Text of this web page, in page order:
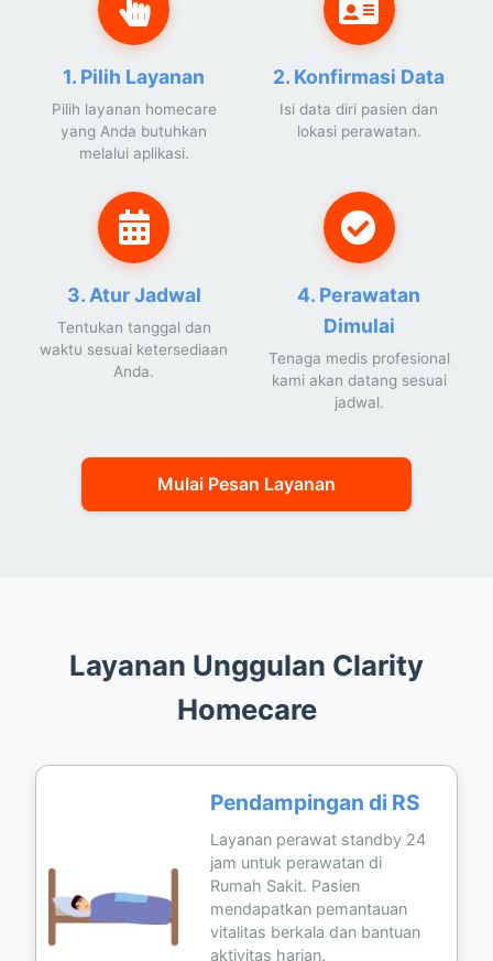
1. Pilih Layanan
Pilih layanan homecare
yang Anda butuhkan
melalui aplikasi.
2. Konfirmasi Data
Isi data diri pasien dan
lokasi perawatan.
3. Atur Jadwal
Tentukan tanggal dan
waktu sesuai ketersediaan
Anda.
4. Perawatan
Dimulai
Tenaga medis profesional
kami akan datang sesuai
jadwal.
Mulai Pesan Layanan
Layanan Unggulan Clarity
Homecare
Pendampingan di RS
Layanan perawat standby 24
jam untuk perawatan di
Rumah Sakit. Pasien
mendapatkan pemantauan
vitalitas berkala dan bantuan
aktivitas harian.